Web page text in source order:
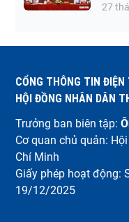
27
CỔNG THÔNG TIN ĐIỆN
HỘI ĐỒNG NHÂN DÂN
Trưởng ban biên tập:
Cơ quan chủ quản:
Chí Minh
Giấy phép hoạt động:
19/12/2025